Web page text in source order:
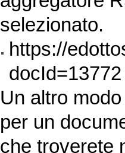
selezionato.
https://
docId=13772
Un altro
per un
che troverete